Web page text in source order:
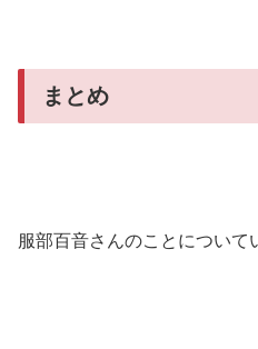
まとめ
服部百音さんのことについて